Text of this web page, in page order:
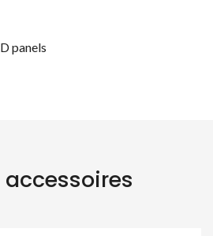
panels